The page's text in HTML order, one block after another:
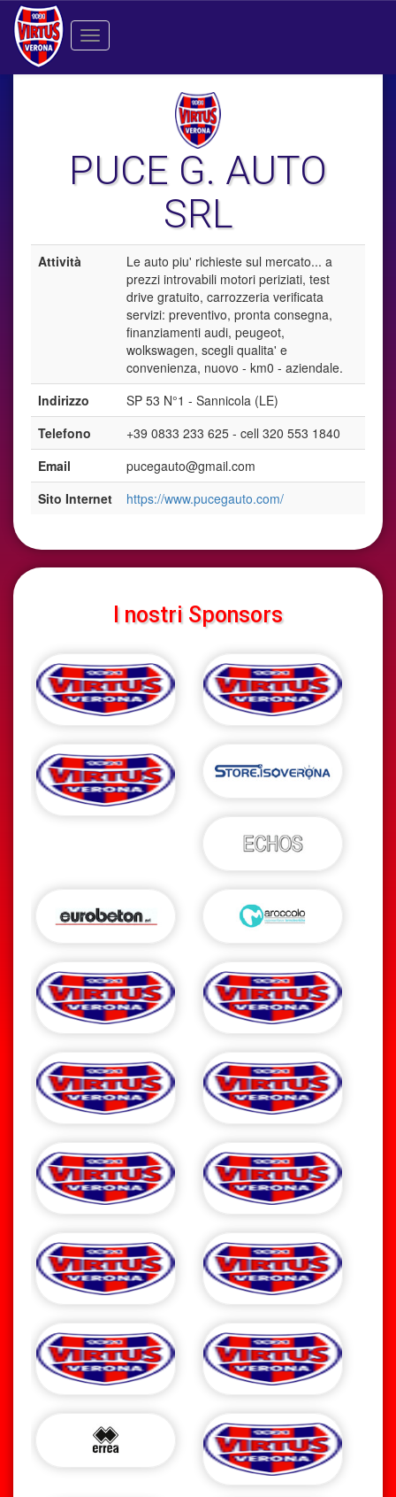
Toggle
navigation
PUCE G. AUTO
SRL
Attività
Le auto piu' richieste sul mercato... a
prezzi introvabili motori periziati, test
drive gratuito, carrozzeria verificata
servizi: preventivo, pronta consegna,
finanziamenti audi, peugeot,
wolkswagen, scegli qualita' e
convenienza, nuovo - km0 - aziendale.
Indirizzo
SP 53 N°1 - Sannicola (LE)
Telefono
+39 0833 233 625 - cell 320 553 1840
Email
pucegauto@gmail.com
Sito Internet
https://www.pucegauto.com/
I nostri Sponsors